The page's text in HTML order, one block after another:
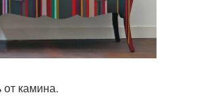
от камина.